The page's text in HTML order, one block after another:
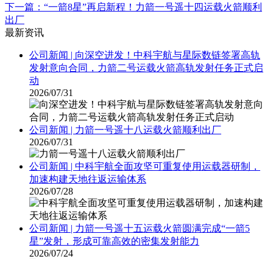
下一篇：“一箭8星”再启新程！力箭一号遥十四运载火箭顺利
出厂
最新资讯
公司新闻 | 向深空进发！中科宇航与星际数链签署高轨
发射意向合同，力箭二号运载火箭高轨发射任务正式启
动
2026/07/31
公司新闻 | 力箭一号遥十八运载火箭顺利出厂
2026/07/31
公司新闻 | 中科宇航全面攻坚可重复使用运载器研制，
加速构建天地往返运输体系
2026/07/28
公司新闻 | 力箭一号遥十五运载火箭圆满完成“一箭5
星”发射，形成可靠高效的密集发射能力
2026/07/24